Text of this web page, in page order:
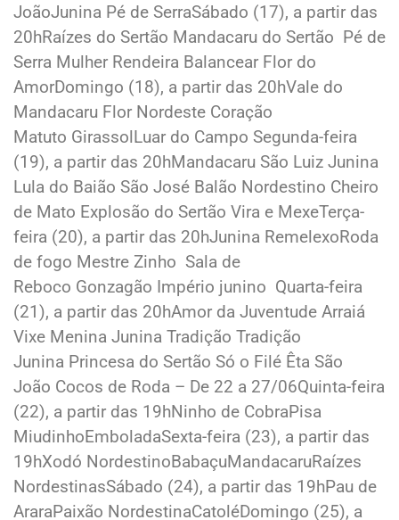
JoãoJunina Pé de SerraSábado (17), a partir das
20hRaízes do Sertão Mandacaru do Sertão Pé de
Serra Mulher Rendeira Balancear Flor do
AmorDomingo (18), a partir das 20hVale do
Mandacaru Flor Nordeste Coração
Matuto GirassolLuar do Campo Segunda-feira
(19), a partir das 20hMandacaru São Luiz Junina
Lula do Baião São José Balão Nordestino Cheiro
de Mato Explosão do Sertão Vira e MexeTerça-
feira (20), a partir das 20hJunina RemelexoRoda
de fogo Mestre Zinho Sala de
Reboco Gonzagão Império junino Quarta-feira
(21), a partir das 20hAmor da Juventude Arraiá
Vixe Menina Junina Tradição Tradição
Junina Princesa do Sertão Só o Filé Êta São
João Cocos de Roda – De 22 a 27/06Quinta-feira
(22), a partir das 19hNinho de CobraPisa
MiudinhoEmboladaSexta-feira (23), a partir das
19hXodó NordestinoBabaçuMandacaruRaízes
NordestinasSábado (24), a partir das 19hPau de
AraraPaixão NordestinaCatoléDomingo (25), a